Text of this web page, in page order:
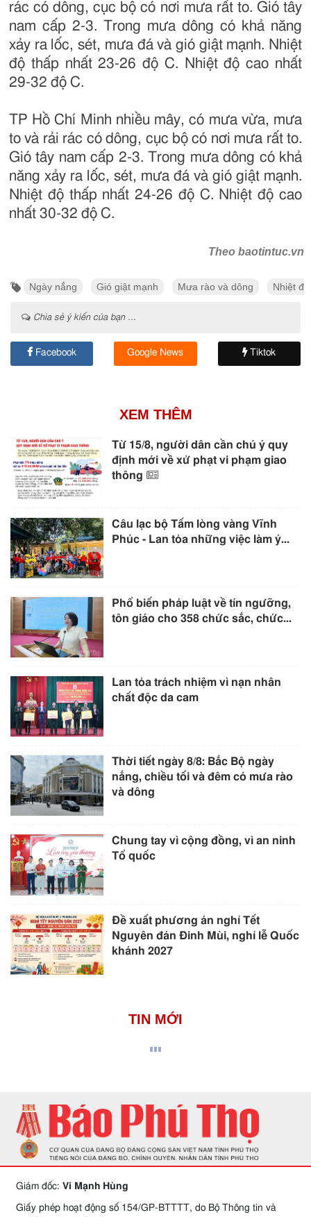
rác có dông, cục bộ có nơi mưa rất to. Gió tây
nam cấp 2-3. Trong mưa dông có khả năng
xảy ra lốc, sét, mưa đá và gió giật mạnh. Nhiệt
độ thấp nhất 23-26 độ C. Nhiệt độ cao nhất
29-32 độ C.
TP Hồ Chí Minh nhiều mây, có mưa vừa, mưa
to và rải rác có dông, cục bộ có nơi mưa rất to.
Gió tây nam cấp 2-3. Trong mưa dông có khả
năng xảy ra lốc, sét, mưa đá và gió giật mạnh.
Nhiệt độ thấp nhất 24-26 độ C. Nhiệt độ cao
nhất 30-32 độ C.
Theo baotintuc.vn
Ngày nắng Gió giật mạnh Mưa rào và dông Nhiệt
Chia sẻ ý kiến của bạn ...
Facebook Google News Tiktok
XEM THÊM
Từ 15/8, người dân cần chú ý quy
định mới về xử phạt vi phạm giao
thông
Câu lạc bộ Tấm lòng vàng Vĩnh
Phúc - Lan tỏa những việc làm ý...
Phổ biến pháp luật về tín ngưỡng,
tôn giáo cho 358 chức sắc, chức...
Lan tỏa trách nhiệm vì nạn nhân
chất độc da cam
Thời tiết ngày 8/8: Bắc Bộ ngày
nắng, chiều tối và đêm có mưa rào
và dông
Chung tay vì cộng đồng, vì an ninh
Tổ quốc
Đề xuất phương án nghỉ Tết
Nguyên đán Đinh Mùi, nghỉ lễ Quốc
khánh 2027
TIN MỚI
Giám đốc: Vi Mạnh Hùng
Giấy phép hoạt động số 154/GP-BTTTT, do Bộ Thông tin và